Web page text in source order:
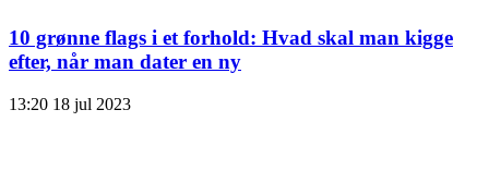
10 grønne flags i et forhold: Hvad skal man kigge
efter, når man dater en ny
13:20 18 jul 2023